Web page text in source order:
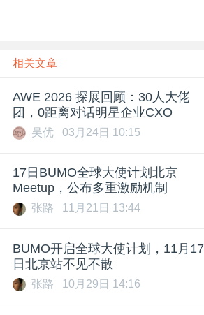
相关文章
AWE 2026 探展回顾：30人大佬
团，0距离对话明星企业CXO
吴优 03月24日 10:15
17日BUMO全球大使计划北京
Meetup，公布多重激励机制
张路 11月21日 13:44
BUMO开启全球大使计划，11月17
日北京站不见不散
张路 10月29日 14:16